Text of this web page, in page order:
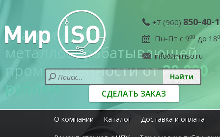
+7 (960) 850-40-
Пн-Пт с 900до 18
info@miriso.ru
СДЕЛАТЬ ЗАКАЗ
О компании Каталог
Доставка и оплата
Станки для
металлообрабатывающей
промышленности от20 000
рублей